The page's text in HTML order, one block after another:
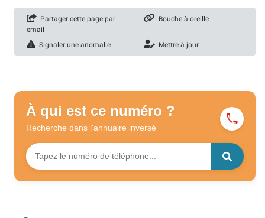
Partager cette page par
email
Bouche à oreille
Signaler une anomalie Mettre à jour
À qui est ce numéro ?
Recherche dans l'annuaire inversé